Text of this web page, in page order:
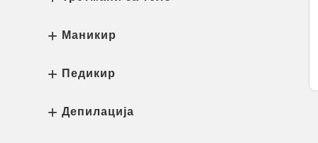
Маникир
Педикир
Депилација